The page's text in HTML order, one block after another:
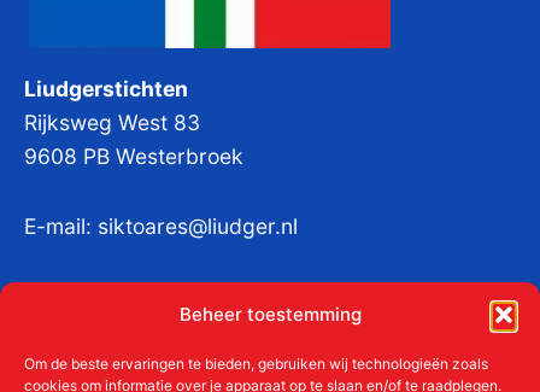
Beheer toestemming
Om de beste ervaringen te bieden, gebruiken wij technologieën zoals
cookies om informatie over je apparaat op te slaan en/of te raadplegen.
Liudgerstichten
Rijksweg West 83
9608 PB Westerbroek
E-mail: siktoares@liudger.nl
KvKnr:41011712